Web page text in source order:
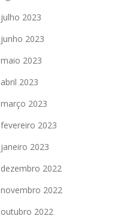
julho 2023
junho 2023
maio 2023
abril 2023
março 2023
fevereiro 2023
janeiro 2023
dezembro 2022
novembro 2022
outubro 2022